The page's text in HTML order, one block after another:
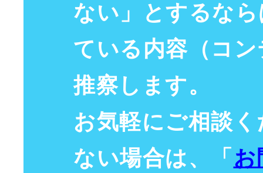
ない」とするな
ている内容（ コ
推察します。
お気軽にご相談
ない場合は、「 お